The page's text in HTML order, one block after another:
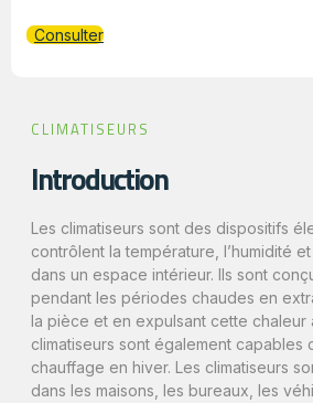
Consulter
CLIMATISEURS
Introduction
Les climatiseurs sont des dispositifs
contrôlent la température, l’humidité
dans un espace intérieur. Ils sont
pendant les périodes chaudes en
la pièce et en expulsant cette chaleur
climatiseurs sont également capables
chauffage en hiver. Les climatiseurs
dans les maisons, les bureaux, les